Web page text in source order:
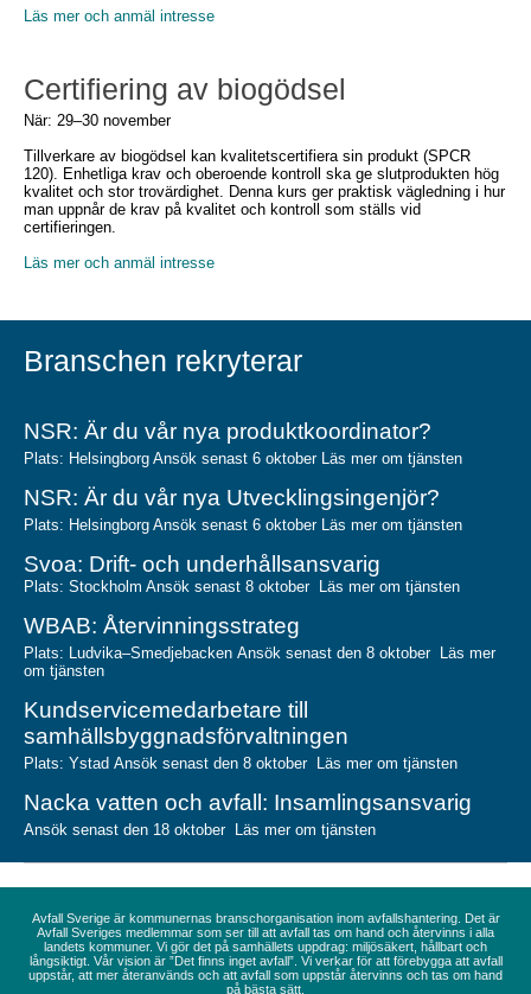
Läs mer och anmäl intresse
Certifiering av biogödsel
När: 29–30 november
Tillverkare av biogödsel kan kvalitetscertifiera sin produkt (SPCR
120). Enhetliga krav och oberoende kontroll ska ge slutprodukten hög
kvalitet och stor trovärdighet. Denna kurs ger praktisk vägledning i hur
man uppnår de krav på kvalitet och kontroll som ställs vid
certifieringen.
Läs meroch anmäl intresse
Branschen rekryterar
NSR: Är du vår nya produktkoordinator?
Plats: Helsingborg Ansök senast 6 oktober Läs mer om tjänsten
NSR: Är du vår nya Utvecklingsingenjör?
Plats: Helsingborg Ansök senast 6 oktober Läs mer om tjänsten
Svoa: Drift- och underhållsansvarig
Plats: Stockholm Ansök senast 8 oktober Läs mer om tjänsten
WBAB: Återvinningsstrateg
Plats: Ludvika–Smedjebacken Ansök senast den 8 oktober Läs mer
om tjänsten
Kundservicemedarbetare till
samhällsbyggnadsförvaltningen
Plats: Ystad Ansök senast den 8 oktober Läs mer om tjänsten
Nacka vatten och avfall: Insamlingsansvarig
Ansök senast den 18 oktober Läs mer om tjänsten
Avfall Sverige är kommunernas branschorganisation inom avfallshantering. Det är
Avfall Sveriges medlemmar som ser till att avfall tas om hand och återvinns i alla
landets kommuner. Vi gör det på samhällets uppdrag: miljösäkert, hållbart och
långsiktigt. Vår vision är ”Det finns inget avfall”. Vi verkar för att förebygga att avfall
uppstår, att mer återanvänds och att avfall som uppstår återvinns och tas om hand
på bästa sätt.